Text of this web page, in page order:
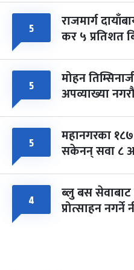
५ राजमार्ग
कर ५ प्रतिशत
५ मोहन
अपव्याख्या नगरौं
५ महानगरका
सकेनन् सवा ८
४ ब्लु बस
प्रोत्साहन नगर्ने